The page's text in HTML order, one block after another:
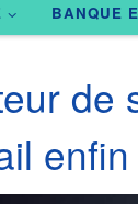
BANQUE
de